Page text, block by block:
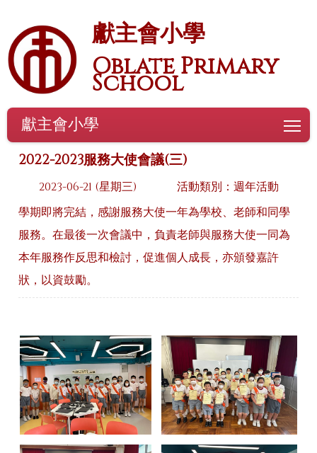
獻主會小學
Oblate Primary
School
獻主會小學
2022-2023服務大使會議(三)
2023-06-21 (星期三)
活動類別：週年活動
學期即將完結，感謝服務大使一年為學校、老師和同學
服務。在最後一次會議中，負責老師與服務大使一同為
本年服務作反思和檢討，促進個人成長，亦頒發嘉許
狀，以資鼓勵。